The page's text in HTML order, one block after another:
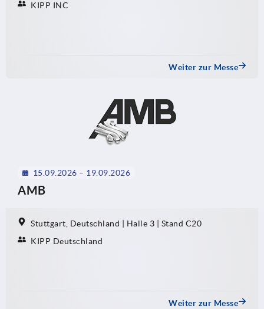
KIPP INC
Weiter zur Messe
15.09.2026 – 19.09.2026
AMB
Stuttgart, Deutschland | Halle 3 | Stand C20
KIPP Deutschland
Weiter zur Messe